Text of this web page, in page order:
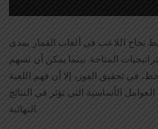
نجاح اللاعب في ألعاب القمار بمدى
المتاحة. بينما يمكن أن تسهم
في تحقيق الفوز، إلا أن فهم اللعبة
الأساسية التي تؤثر في النتائج
النهائية.